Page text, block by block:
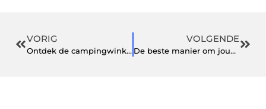
VORIG
Ontdek de campingwinkel in Maassluis en geniet van het buitenleven
VOLGENDE
De beste manier om jouw piercing ervaring te verrijken